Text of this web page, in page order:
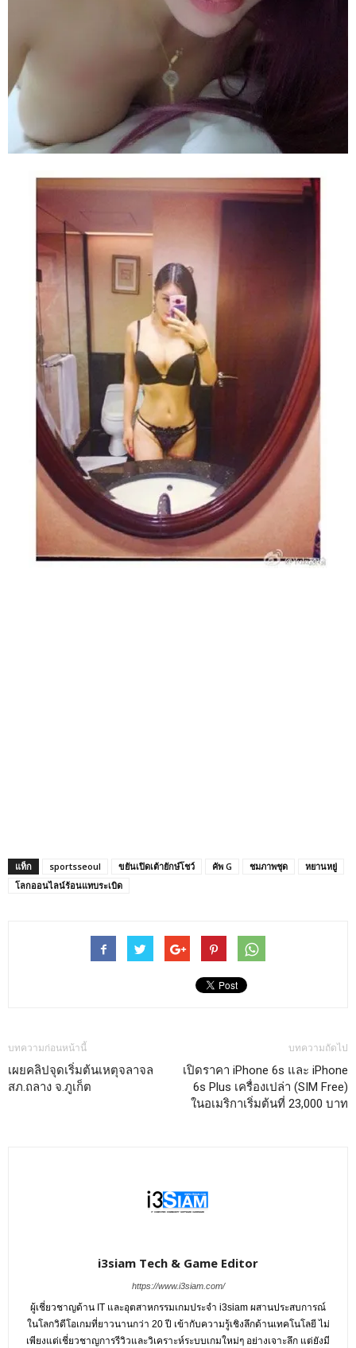
แท็ก sportsseoul ขยันเปิดเต้ายักษ์โชว์ คัพ G ชมภาพชุด
หยานหยู่
โลกออนไลน์ร้อนแทบระเบิด
บทความก่อนหน้านี้
เผยคลิปจุดเริ่มต้นเหตุจลาจล
สภ.ถลาง จ.ภูเก็ต
บทความถัดไป
เปิดราคา iPhone 6s และ iPhone
6s Plus เครื่องเปล่า (SIM Free)
ในอเมริกาเริ่มต้นที่ 23,000 บาท
i3siam Tech & Game Editor
https://www.i3siam.com/
ผู้เชี่ยวชาญด้าน IT และอุตสาหกรรมเกมประจำ i3siam ผสานประสบการณ์
ในโลกวิดีโอเกมที่ยาวนานกว่า 20 ปี เข้ากับความรู้เชิงลึกด้านเทคโนโลยี ไม่
เพียงแต่เชี่ยวชาญการรีวิวและวิเคราะห์ระบบเกมใหม่ๆ อย่างเจาะลึก แต่ยังมี